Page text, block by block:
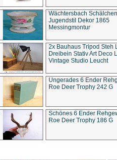
Wächtersbach Schälchen
Jugendstil Dekor 1865
Messingmontur
2x Bauhaus Tripod Steh
Dreibein Stativ Art Deco
Vintage Studio Leucht
Ungerades 6 Ender
Roe Deer Trophy 242 G
Schönes 6 Ender
Roe Deer Trophy 186 G